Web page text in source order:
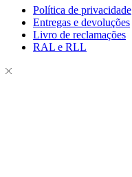
Política de privacidade
Entregas e devoluções
Livro de reclamações
RAL e RLL